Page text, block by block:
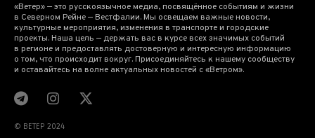
«Ветер» — это русскоязычное медиа, посвящённое событиям и жизни
в Северном Рейне — Вестфалии. Мы освещаем важные новости,
культурные мероприятия, изменения в транспорте и городские
проекты. Наша цель — держать вас в курсе всех значимых событий
в регионе и предоставлять достоверную и интересную информацию
о том, что происходит вокруг. Присоединяйтесь к нашему сообществу
и оставайтесь на волне актуальных новостей с «Ветром».
© BETEP 2024